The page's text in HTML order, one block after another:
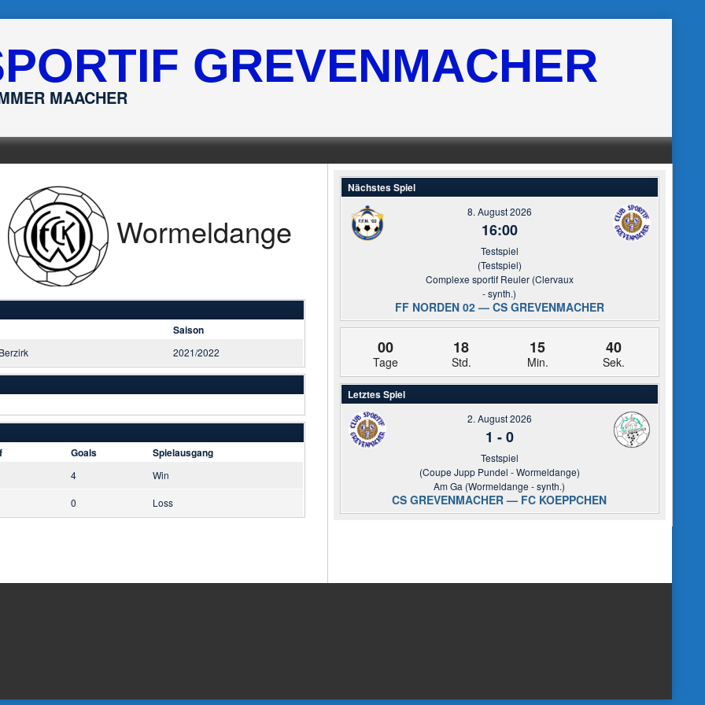
GREVENMACHER
MAACHER
Wormeldange
Saison
2021/2022
Goals Spielausgang
4 Win
0 Loss
Nächstes Spiel
8. August 2026
16:00
Testspiel
(Testspiel)
Complexe sportif Reuler (Clervaux
- synth.)
FF NORDEN 02 — CS GREVENMACHER
00
Tage
18
Std.
15
Min.
39
Sek.
Letztes Spiel
2. August 2026
1 -0
Testspiel
(Coupe Jupp Pundel - Wormeldange)
Am Ga (Wormeldange - synth.)
CS GREVENMACHER — FC KOEPPCHEN